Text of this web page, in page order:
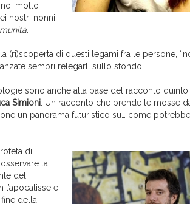
molto
nostri nonni,
.”
(ri)scoperta di questi legami fra le persone,
sembri relegarli sullo sfondo…
sono anche alla base del racconto quinto
Simioni. Un racconto che prende le mosse
un panorama futuristico su… come
di
la
del
l’apocalisse e
della